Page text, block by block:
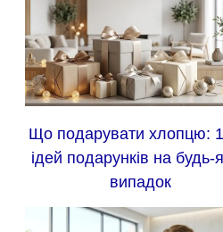
Що подарувати хлопцю:
ідей подарунків на будь-
випадок